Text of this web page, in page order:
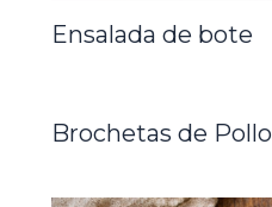
Ensalada de bote
Brochetas de Pollo